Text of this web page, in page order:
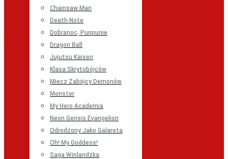
Chainsaw Man
Death Note
Dobranoc, Punpunie
Dragon Ball
Jujutsu Kaisen
Klasa Skrytobójców
Miecz Zabójcy Demonów
Monster
My Hero Academia
Neon Gensis Evangelion
Odrodzony Jako Galareta
Oh! My Goddess!
Saga Winlandzka